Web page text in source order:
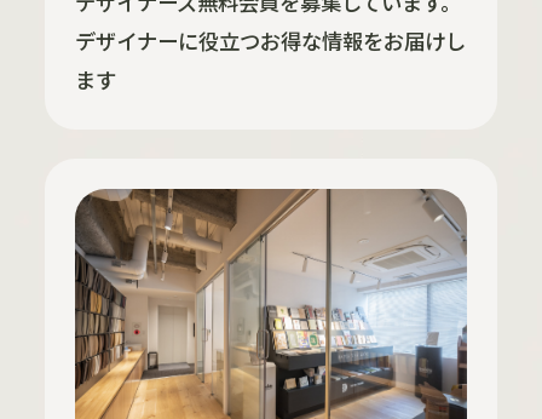
デザイナーに役立つお得な情報をお届けし
ます